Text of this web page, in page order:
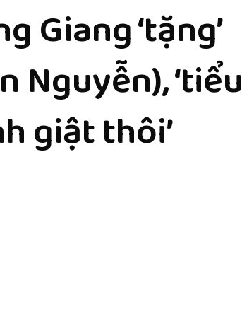
Giang ‘tặng’
Nguyễn), ‘tiểu
giật thôi’